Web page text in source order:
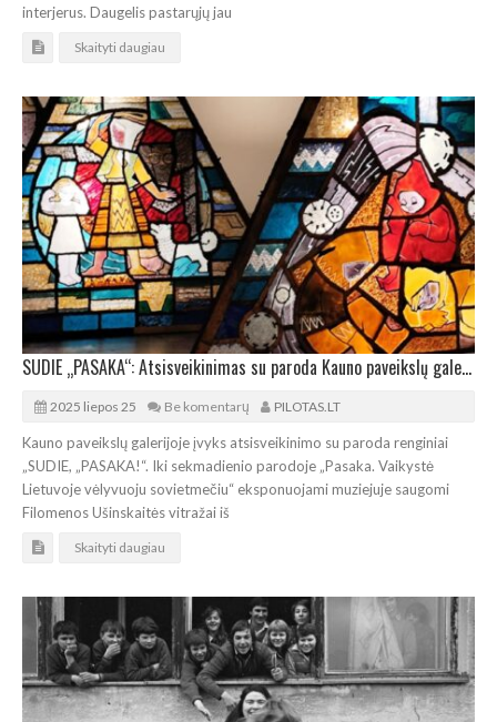
interjerus. Daugelis pastarųjų jau
Skaityti daugiau
SUDIE „PASAKA“: Atsisveikinimas su paroda Kauno paveikslų galerijoje
2025 liepos 25 Be komentarų PILOTAS.LT
Kauno paveikslų galerijoje įvyks atsisveikinimo su paroda renginiai
„SUDIE, „PASAKA!“. Iki sekmadienio parodoje „Pasaka. Vaikystė
Lietuvoje vėlyvuoju sovietmečiu“ eksponuojami muziejuje saugomi
Filomenos Ušinskaitės vitražai iš
Skaityti daugiau